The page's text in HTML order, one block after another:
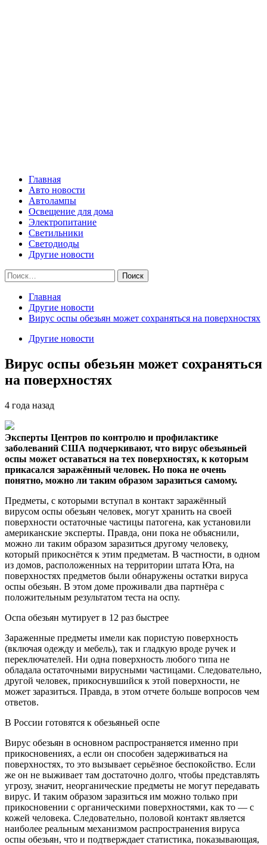
Главная
Авто новости
Автолампы
Освещение для дома
Электропитание
Светильники
Светодиоды
Другие новости
Найти:
Главная
Другие новости
Вирус оспы обезьян может сохраняться на поверхностях
Другие новости
Вирус оспы обезьян может сохраняться
на поверхностях
4 года назад
Эксперты Центров по контролю и профилактике
заболеваний США подчеркивают, что вирус обезьяньей
оспы может оставаться на тех поверхностях, к которым
прикасался заражённый человек. Но пока не очень
понятно, можно ли таким образом заразиться самому.
Предметы, с которыми вступал в контакт заражённый
вирусом оспы обезьян человек, могут хранить на своей
поверхности остаточные частицы патогена, как установили
американские эксперты. Правда, они пока не объяснили,
можно ли таким образом заразиться другому человеку,
который прикоснётся к этим предметам. В частности, в одном
из домов, расположенных на территории штата Юта, на
поверхностях предметов были обнаружены остатки вируса
оспы обезьян. В этом доме проживали два партнёра с
положительным результатом теста на оспу.
Оспа обезьян мутирует в 12 раз быстрее
Зараженные предметы имели как пористую поверхность
(включая одежду и мебель), так и гладкую вроде ручек и
переключателей. Ни одна поверхность любого типа не
обладала остаточными вирусными частицами. Следовательно,
другой человек, прикоснувшийся к этой поверхности, не
может заразиться. Правда, в этом отчете больше вопросов чем
ответов.
В России готовятся к обезьяньей оспе
Вирус обезьян в основном распространяется именно при
прикосновениях, а если он способен задерживаться на
поверхностях, то это вызывает серьёзное беспокойство. Если
же он не выживает там достаточно долго, чтобы представлять
угрозу, значит, неорганические предметы не могут передавать
вирус. И таким образом заразиться им можно только при
прикосновении с органическими поверхностями, как то — с
кожей человека. Следовательно, половой контакт является
наиболее реальным механизмом распространения вируса
оспы обезьян, что и подтверждает статистика, показывающая,